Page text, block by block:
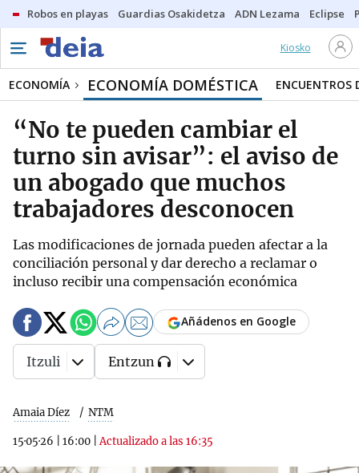
Robos en playas Guardias Osakidetza ADN Lezama Eclipse
Kiosko
ECONOMÍA ECONOMÍA DOMÉSTICA ENCUENTROS
“No te pueden cambiar el
turno sin avisar”: el aviso de
un abogado que muchos
trabajadores desconocen
Las modificaciones de jornada pueden afectar a la
conciliación personal y dar derecho a reclamar o
incluso recibir una compensación económica
Amaia Díez NTM
15·05·26 16:00 |Actualizado a las 16:35
Añádenos en Google
Itzuli Entzun